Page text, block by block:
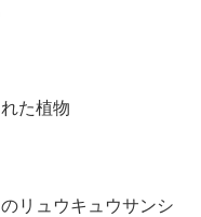
た植物
リュウキュウサンシ